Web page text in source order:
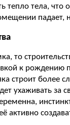
тепло тела, что
падает,
то
к рождению
строит более
ухаживать
активно